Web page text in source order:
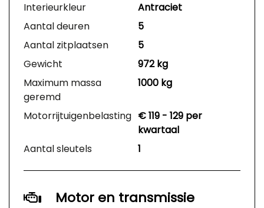
Interieurkleur
Antraciet
Aantal deuren
5
Aantal zitplaatsen
5
Gewicht
972 kg
Maximum massa
geremd
1000 kg
Motorrijtuigenbelasting € 119 - 129 per
kwartaal
Aantal sleutels
1
Motor en transmissie